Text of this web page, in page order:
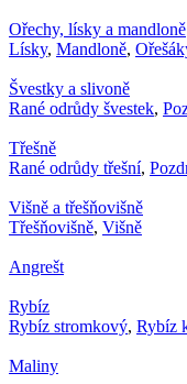
Ořechy, lísky a mandloně
Lísky, Mandloně,
Švestky a slivoně
Rané odrůdy švestek,
Třešně
Rané odrůdy třešní,
Višně a třešňovišně
Třešňovišně, Višně
Angrešt
Rybíz
Rybíz stromkový, Rybíz
Maliny